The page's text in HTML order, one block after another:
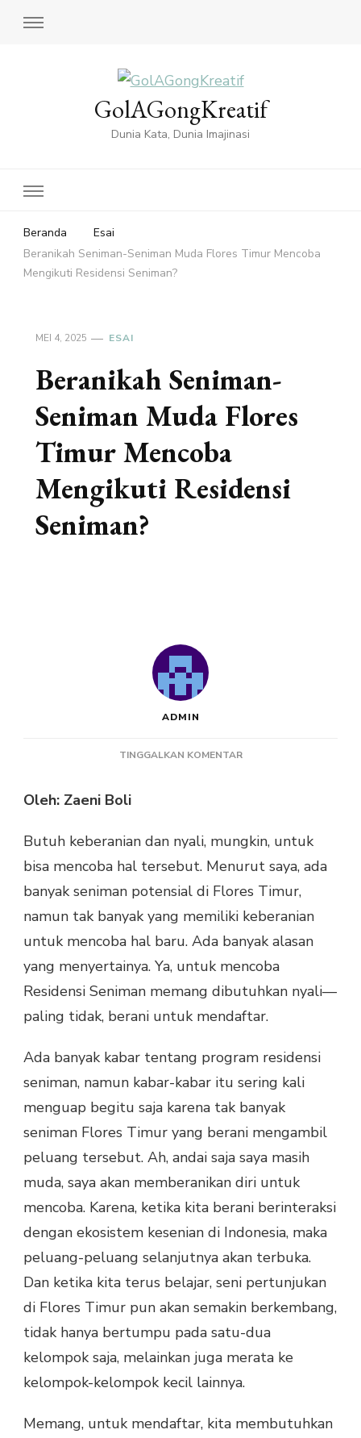
GolAGongKreatif
Dunia Kata, Dunia Imajinasi
Beranda
Esai
Beranikah Seniman-Seniman Muda Flores Timur Mencoba
Mengikuti Residensi Seniman?
MEI 4, 2025 ESAI
Beranikah Seniman-
Seniman Muda Flores
Timur Mencoba
Mengikuti Residensi
Seniman?
ADMIN
TINGGALKAN KOMENTARPADA
FLORES
MENCOBA
MENGIKUTI
SENIMAN?
Oleh: Zaeni Boli
Butuh keberanian dan nyali, mungkin, untuk
bisa mencoba hal tersebut. Menurut saya, ada
banyak seniman potensial di Flores Timur,
namun tak banyak yang memiliki keberanian
untuk mencoba hal baru. Ada banyak alasan
yang menyertainya. Ya, untuk mencoba
Residensi Seniman memang dibutuhkan nyali—
paling tidak, berani untuk mendaftar.
Ada banyak kabar tentang program residensi
seniman, namun kabar-kabar itu sering kali
menguap begitu saja karena tak banyak
seniman Flores Timur yang berani mengambil
peluang tersebut. Ah, andai saja saya masih
muda, saya akan memberanikan diri untuk
mencoba. Karena, ketika kita berani berinteraksi
dengan ekosistem kesenian di Indonesia, maka
peluang-peluang selanjutnya akan terbuka.
Dan ketika kita terus belajar, seni pertunjukan
di Flores Timur pun akan semakin berkembang,
tidak hanya bertumpu pada satu-dua
kelompok saja, melainkan juga merata ke
kelompok-kelompok kecil lainnya.
Memang, untuk mendaftar, kita membutuhkan